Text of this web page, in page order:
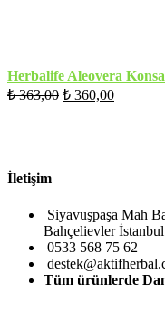
Herbalife Aleovera
₺363,00 Orijinal
₺ 360,00Şu
İletişim
Siyavuşpaşa Mah
Bahçelievler İstanbul
0533 568 75 62
Tüm ürünlerde